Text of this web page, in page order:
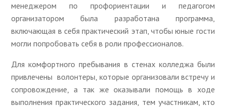
менеджером по профориентации и педагогом
организатором была разработана программа,
включающая в себя практический этап, чтобы юные гости
могли попробовать себя в роли профессионалов.
Для комфортного пребывания в стенах колледжа были
привлечены волонтеры, которые организовали встречу и
сопровождение, а так же оказывали помощь в ходе
выполнения практического задания, тем участникам, кто